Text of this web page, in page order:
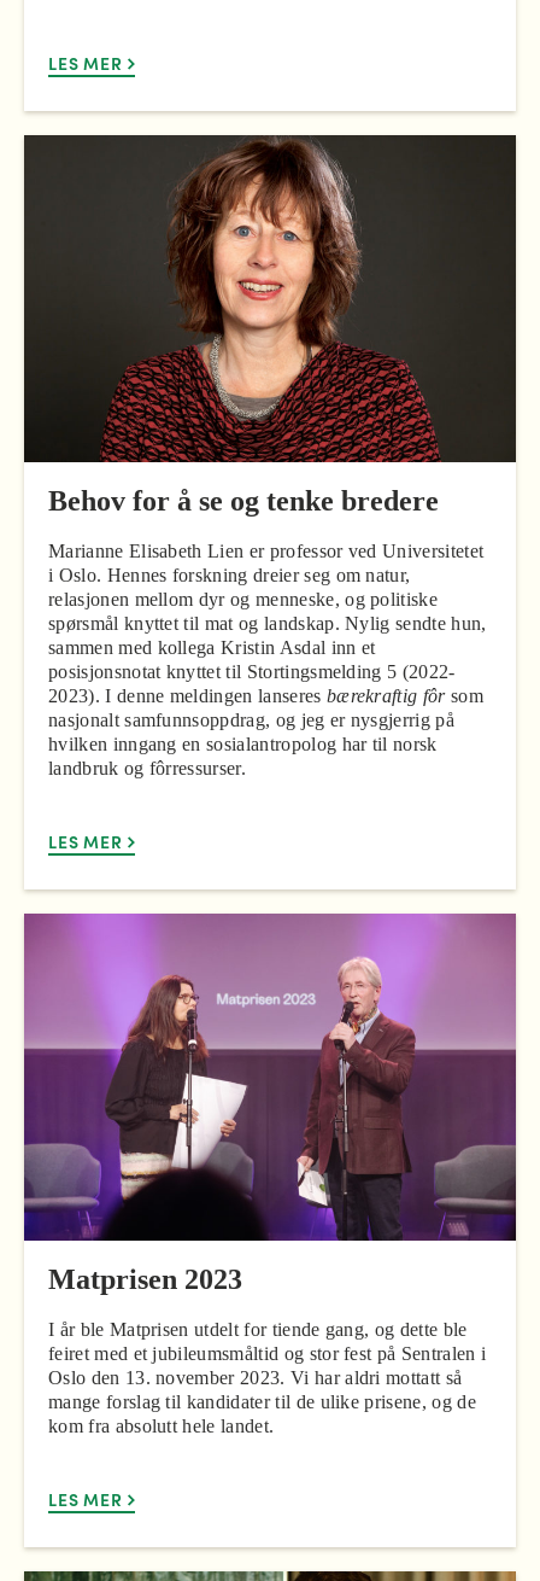
LES MER
Behov for å se og tenke bredere
Marianne Elisabeth Lien er professor ved Universitetet
i Oslo. Hennes forskning dreier seg om natur,
relasjonen mellom dyr og menneske, og politiske
spørsmål knyttet til mat og landskap. Nylig sendte hun,
sammen med kollega Kristin Asdal inn et
posisjonsnotat knyttet til Stortingsmelding 5 (2022-
2023). I denne meldingen lanseres bærekraftig fôrsom
nasjonalt samfunnsoppdrag, og jeg er nysgjerrig på
hvilken inngang en sosialantropolog har til norsk
landbruk og fôrressurser.
LES MER
Matprisen 2023
I år ble Matprisen utdelt for tiende gang, og dette ble
feiret med et jubileumsmåltid og stor fest på Sentralen i
Oslo den 13. november 2023. Vi har aldri mottatt så
mange forslag til kandidater til de ulike prisene, og de
kom fra absolutt hele landet.
LES MER